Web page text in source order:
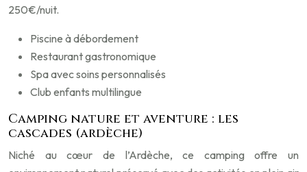
250€/nuit.
Piscine à débordement
Restaurant gastronomique
Spa avec soins personnalisés
Club enfants multilingue
Camping nature et aventure : les
cascades (ardèche)
Niché au cœur de l’Ardèche, ce camping offre un